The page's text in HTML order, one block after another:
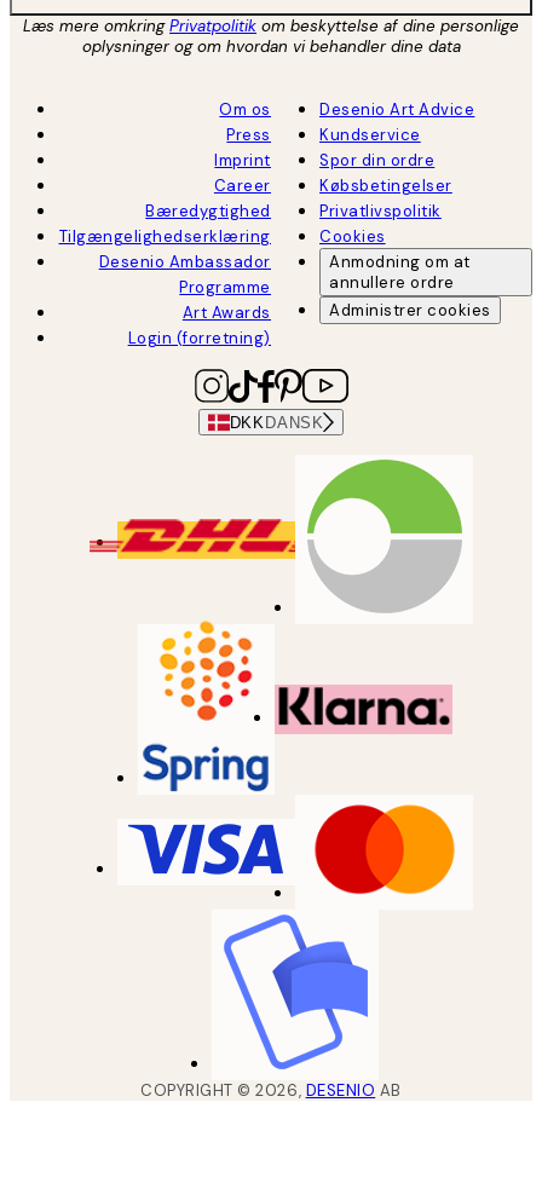
Læs mere omkringPrivatpolitik om beskyttelse af dine personlige
oplysninger og om hvordan vi behandler dine data
Om os
Press
Imprint
Career
Bæredygtighed
Tilgængelighedserklæring
Desenio Ambassador
Programme
Art Awards
Login (forretning)
Desenio Art Advice
Kundservice
Spor din ordre
Købsbetingelser
Privatlivspolitik
Cookies
Anmodning om at
annullere ordre
Administrer cookies
DKK DANSK
COPYRIGHT ©2026, DESENIO AB